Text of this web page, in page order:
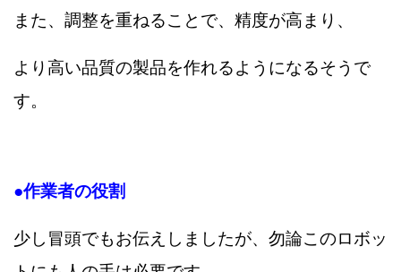
また、調整を重ねることで、精度が高まり、
より高い品質の製品を作れるようになるそうで
す。
●作業者の役割
少し冒頭でもお伝えしましたが、勿論このロボッ